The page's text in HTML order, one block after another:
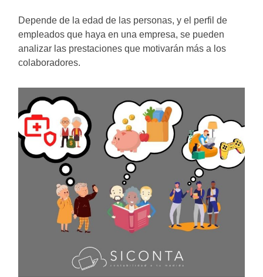
Depende de la edad de las personas, y el perfil de
empleados que haya en una empresa, se pueden
analizar las prestaciones que motivarán más a los
colaboradores.